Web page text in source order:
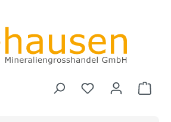
Du hast 0